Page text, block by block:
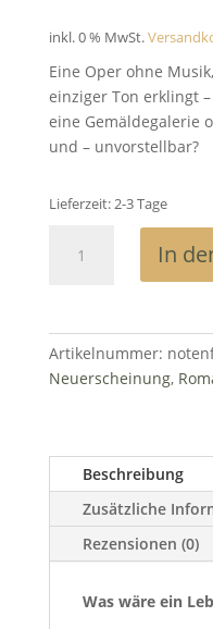
inkl. 0 % MwSt.
Eine Oper ohne
einziger Ton erklingt
eine Gemäldegalerie
und – unvorstellbar?
Lieferzeit:2-3 Tage
Notenfresser
Menge
In
Artikelnummer:
Neuerscheinung,
Beschreibung
Zusätzliche
Rezensionen (0)
Was wäre ein